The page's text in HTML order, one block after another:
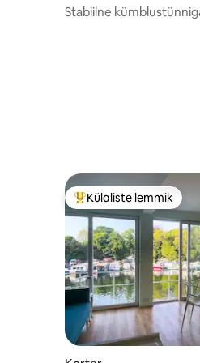
Stabiilne
Külaliste suur lemmik
Külaliste lemmik